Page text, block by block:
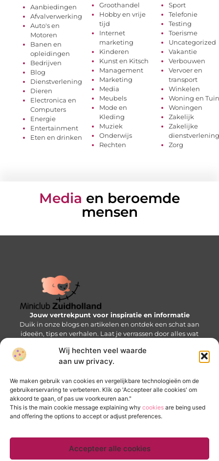
Wij hechten veel waarde
aan uw privacy.
We maken gebruik van cookies en vergelijkbare technologieën om de
gebruikerservaring te verbeteren. Klik op 'Accepteer alle cookies' om
akkoord te gaan, of pas uw voorkeuren aan."
This is the main cookie message explaining why cookies are being used
and offering the options to accept or adjust preferences.
Accepteer alle cookies
Aanbiedingen
Afvalverwerking
Auto's en
Motoren
Banen en
opleidingen
Bedrijven
Blog
Dienstverlening
Dieren
Electronica en
Computers
Energie
Entertainment
Eten en drinken
Groothandel
Hobby en vrije
tijd
Internet
marketing
Kinderen
Kunst en Kitsch
Management
Marketing
Media
Meubels
Mode en
Kleding
Muziek
Onderwijs
Rechten
Sport
Telefonie
Testing
Toerisme
Uncategorized
Vakantie
Verbouwen
Vervoer en
transport
Winkelen
Woning en Tuin
Woningen
Zakelijk
Zakelijke
dienstverlening
Zorg
Media en beroemde
mensen
Jouw vertrekpunt voor inspiratie en informatie
Duik in onze blogs en artikelen en ontdek een schat aan
ideeën, tips en verhalen. Laat je verrassen door alles wat
Bericht categorie
Onze informatie